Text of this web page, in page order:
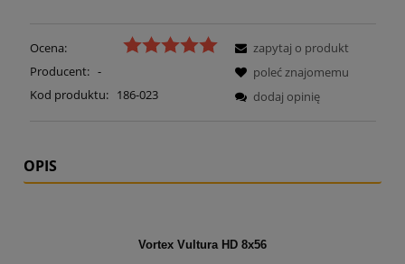
Ocena:
Producent: -
Kod produktu: 186-023
zapytaj o produkt
poleć znajomemu
dodaj opinię
OPIS
Vortex Vultura HD 8x56